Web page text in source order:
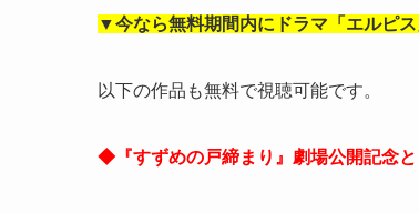
▼今なら無料期間内にドラマ「エルピ
以下の作品も無料で視聴可能です。
◆『すずめの戸締まり』劇場公開記念